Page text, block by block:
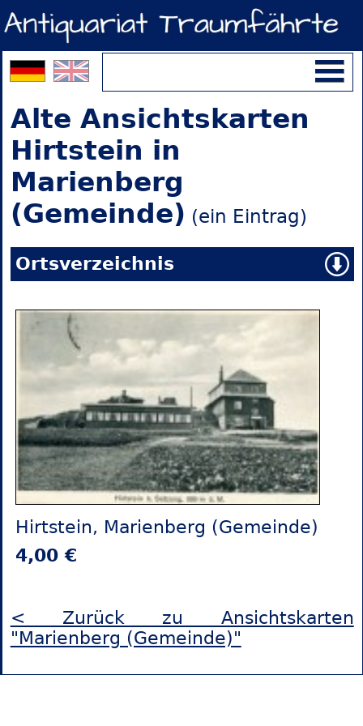
Alte Ansichtskarten
Hirtstein in
Marienberg
(Gemeinde) (ein Eintrag)
Ortsverzeichnis
Hirtstein, Marienberg (Gemeinde)
4,00 €
< Zurück zu Ansichtskarten
"Marienberg (Gemeinde)"